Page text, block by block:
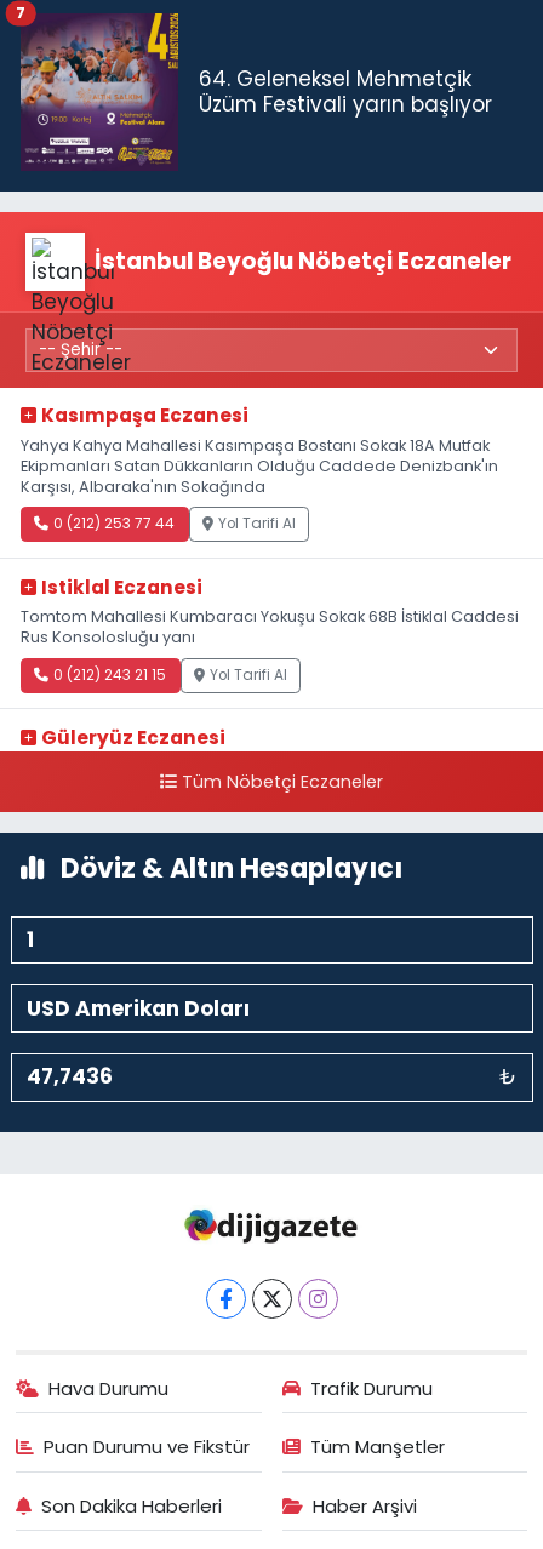
64. Geleneksel Mehmetçik
Üzüm Festivali yarın başlıyor
7
İstanbul Beyoğlu Nöbetçi Eczaneler
Kasımpaşa Eczanesi
Yahya Kahya Mahallesi Kasımpaşa Bostanı Sokak 18A Mutfak
Ekipmanları Satan Dükkanların Olduğu Caddede Denizbank'ın
Karşısı, Albaraka'nın Sokağında
0 (212) 253 77 44 Yol Tarifi Al
Istiklal Eczanesi
Tomtom Mahallesi Kumbaracı Yokuşu Sokak 68B İstiklal Caddesi
Rus Konsolosluğu yanı
0 (212) 243 21 15 Yol Tarifi Al
Güleryüz Eczanesi
kalaycıbahçe Meydana DoğruTüm Nöbetçi Eczaneler
Döviz & Altın Hesaplayıcı
₺
Hava Durumu Trafik Durumu
Puan Durumu ve Fikstür Tüm Manşetler
Son Dakika Haberleri Haber Arşivi